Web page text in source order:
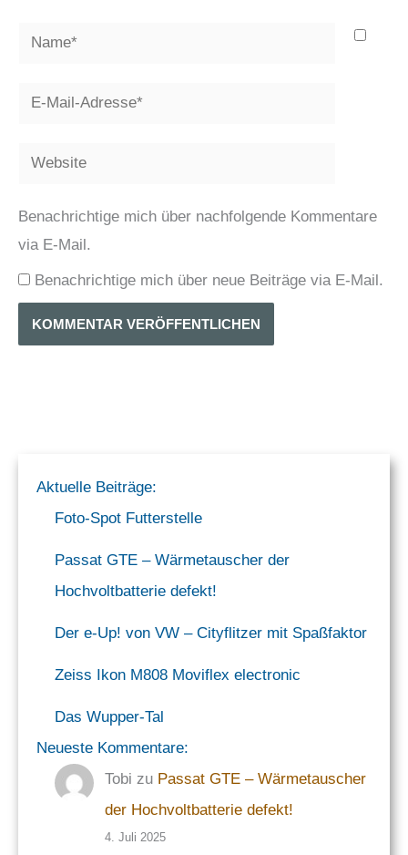
Name*
E-
Website
Benachrichtige mich über nachfolgende Kommentare
via E-Mail.
Benachrichtige mich über neue Beiträge via E-Mail.
Aktuelle Beiträge:
Foto-Spot Futterstelle
Passat GTE – Wärmetauscher der
Hochvoltbatterie defekt!
Der e-Up! von VW – Cityflitzer mit Spaßfaktor
Zeiss Ikon M808 Moviflex electronic
Das Wupper-Tal
Neueste Kommentare:
Tobi zu Passat GTE – Wärmetauscher
der Hochvoltbatterie defekt!
4. Juli 2025